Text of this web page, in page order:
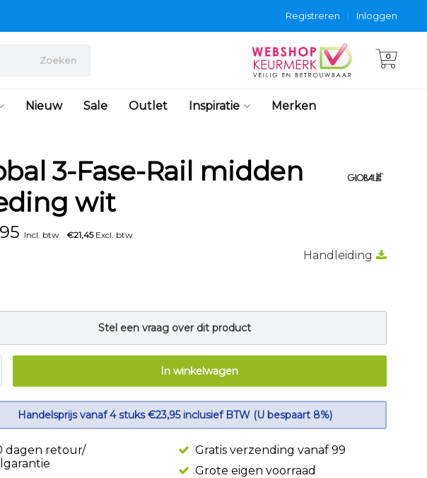
Inloggen
|
Registreren
Zoeken 0
Nieuw Sale Outlet Inspiratie Merken
3-Fase-Rail midden
wit
Incl. btw €21,45Excl. btw
Handleiding
Stel een vraag over dit product
In winkelwagen
Handelsprijs vanaf 4 stuks €23,95 inclusief BTW (U bespaart 8%)
dagen retour/
Gratis verzending vanaf 99
Grote eigen voorraad